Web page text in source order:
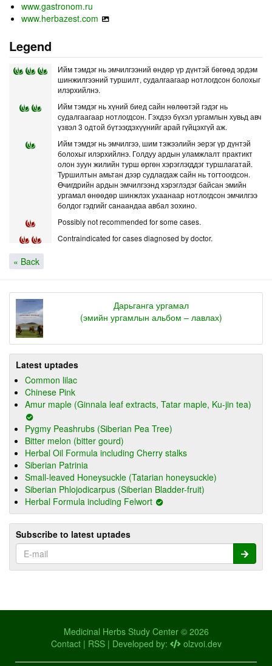
www.gastronom.ru
www.herbazest.com
Legend
Ийм тэмдэг нь эмчилгээний өндөр үр дүнтэй бөгөөд эрдэм
шинжилгээний туршилт, судалгаагаар нотлогдсон болохыг
илэрхийлнэ.
Ийм тэмдэг нь хүний биед сайн нөлөөтэй гэдэг нь
судалгаагаар нотлогдсон. Гэхдээ бүхэл ургамлын хувьд авч
үзвэл 3 одтой бүтээгдэхүүнийг арай гүйцэхгүй аж.
Ийм тэмдэг нь эмчилгээ, шим тэжээлийн эерэг үр дүнтэй
болохыг илэрхийлнэ. Голдуу ардын уламжлалт практикт
олон зуун жилийн турш өргөн хэрэглэгддэг туршлагатай.
Туршилтын амьтан дээр судлагдаж сайн нь тогтоогдсон.
Өчигдрийн ардын эмчилгээнд хэрэглэдэг байсан эмийн
ургамал өнөөдөр шинжлэх ухаанаар нотлогдсон эмчилгээ
болдог гэдгийг санаандаа авбал зохино.
Possibly not recommended for some cases.
Contraindicated for cases diagnosed by doctor.
« Back
Дарьганга ургамал
(эмийн ургамлын альбом – лавлах)
Latest uptades
Common lilac
Chinese Pink
Amur maple (Ginnala leaf extracts, Tatar maple, Ku-jin tea)
Pygmy Peashrubs (Siberian Pea Tree)
Bitter melon (bitter gourd)
Herbal Oil Formula including Cherry stalks
Siberian Patrinia
Small-leaved Honeysuckle (Tatarian honeysuckle)
Siberian Phlojodicarpus (Siberian Bladder-fruit)
Herbal Formula including Felwort
Subscribe to latest uptades
Medicinal Herbs Study Center © 2026
Contact| RSS| Developed by: olzvoi.dev